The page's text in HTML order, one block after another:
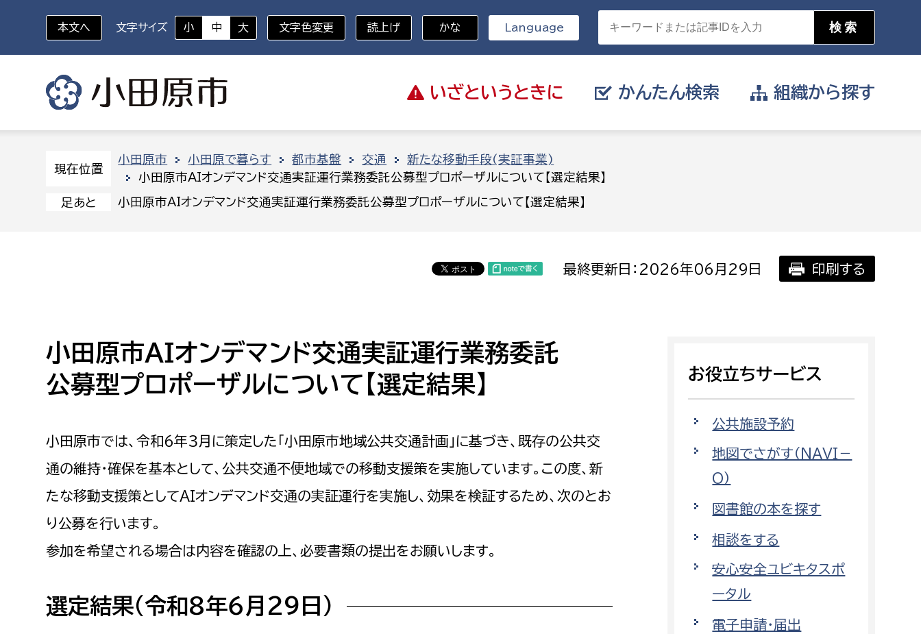
いざと いうときに
いざというときに
休日救急外来 防災・ハザードマップ 避難場所
かんたん検索
対象者を選択
新生児・乳幼児
若者
高齢者
傷病者
労働者
分野を選択
戸籍
福祉・健康
地域経済
行政経営
証明書がほしい
働きたい
小田原のことを知りたい
まちづくりに関わりたい
組織から探す
組織から探す
財産管理課
市民税課
資産税課
地域政策課
地域安全課
人権・男女共同参画課
防災対策課
文化政策課
生涯学習課
文化財課
小田原城総合管理事務所
環境部
ゼロカーボン推進課
環境保護課
環境事業センター
福祉健康部 子ども若者部 都市部
都市政策課
本文へ 文字サイズ 小 中 大 文字色変更 読上げ かな Language
現在位置
小田原市 小田原で暮らす 都市基盤 交通
新たな移動手段(実証事業)
小田原市AIオンデマンド交通実証運行業務委託公募型プロポーザルについて【選定結果】
足あと 小田原市AIオンデマンド交通実証運行業務委託公募型プロポーザルについて【選定結果】
最終更新日：2026年06月29日 印刷する
小田原市ＡＩオンデマンド交通実証運行業務委託
公募型プロポーザルについて【選定結果】
小田原市では、令和６年３月に策定した「小田原市地域公共交通計画」に基づき、既存の公共交
通の維持・確保を基本として、公共交通不便地域での移動支援策を実施しています。この度、新
たな移動支援策としてAIオンデマンド交通の実証運行を実施し、効果を検証するため、次のとお
り公募を行います。
参加を希望される場合は内容を確認の上、必要書類の提出をお願いします。
選定結果（令和８年６月29日）
お役立ちサービス
公共施設予約
地図でさがす（NAVI－
O）
図書館の本を探す
相談をする
安心安全ユビキタスポ
ータル
電子申請・届出